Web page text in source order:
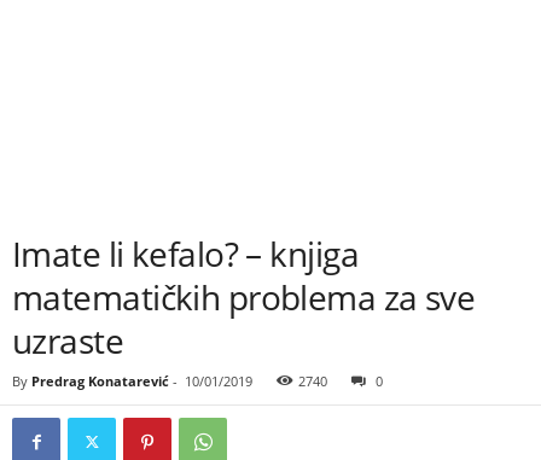
Imate li kefalo? – knjiga
matematičkih problema za sve
uzraste
By Predrag Konatarević - 10/01/2019 2740 0